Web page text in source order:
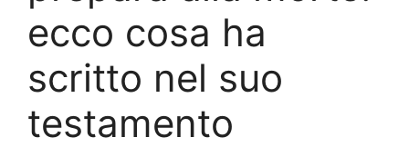
ecco cosa ha
scritto nel suo
testamento